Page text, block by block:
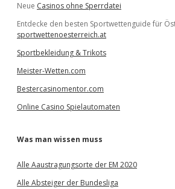
Neue Casinos ohne Sperrdatei
Entdecke den besten Sportwettenguide für
sportwettenoesterreich.at
Sportbekleidung & Trikots
Meister-Wetten.com
Bestercasinomentor.com
Online Casino Spielautomaten
Was man wissen muss
Alle Aaustragungsorte der EM 2020
Alle Absteiger der Bundesliga